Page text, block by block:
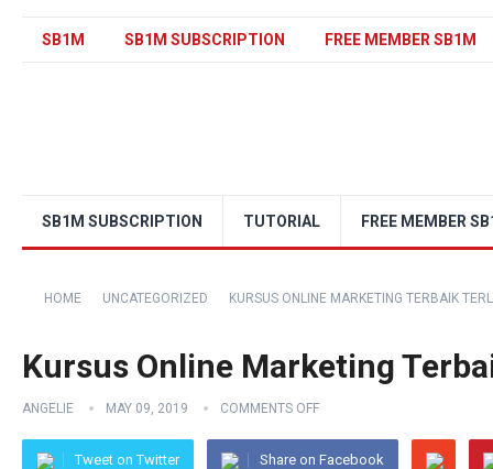
SB1M SB1M SUBSCRIPTION FREE MEMBER SB1M
SB1M SUBSCRIPTION TUTORIAL FREE MEMBER
HOME UNCATEGORIZED KURSUS ONLINE MARKETING TERBAIK
Kursus Online Marketing
ANGELIE MAY 09, 2019 COMMENTS OFF
Tweet on Twitter Share on Facebook